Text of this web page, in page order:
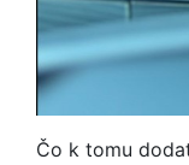
Čo k tomu